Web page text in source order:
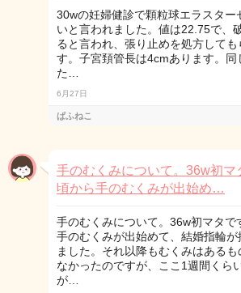
30wの妊婦健診で顆粒球エラスター
いと言われました。値は22.75で、
ると言われ、張り止めを処方して
す。子宮頚管長は4cmあります。
た…
6月27日
ぱふねこ
手のむくみについて。36w初マ
頃から手のむくみが出始め…
手のむくみについて。36w初マタで
手のむくみが出始めて、結婚指輪
ました。それ以降もむくみはある
なかったのですが、ここ1週間くら
が…